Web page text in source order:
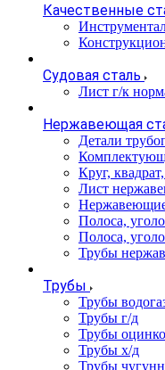
Качественные
Судовая сталь
Лист г/к
Нержавеющая
Детали
Круг,
Лист
Полоса,
Полоса,
Трубы
Трубы
Трубы
Трубы г/д
Трубы
Трубы х/д
Трубы